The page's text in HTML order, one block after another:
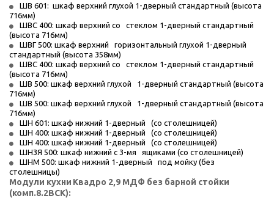
ШВ 601:  шкаф верхний глухой 1-дверный стандартный (высота
716мм)
ШВС 400: шкаф верхний со   стеклом 1-дверный стандартный
(высота 716мм)
ШВГ 500: шкаф верхний   горизонтальный глухой 1-дверный
стандартный (высота 358мм)
ШВС 400: шкаф верхний со   стеклом 1-дверный стандартный
(высота 716мм)
ШВ 500: шкаф верхний глухой   1-дверный стандартный (высота
716мм)
ШВ 500: шкаф верхний глухой   1-дверный стандартный (высота
716мм)
ШН 601: шкаф нижний 1-дверный   (со столешницей)
ШН 400: шкаф нижний 1-дверный   (со столешницей)
ШН 400: шкаф нижний 1-дверный   (со столешницей)
ШН3Я 500: шкаф нижний с 3-мя   ящиками (со столешницей)
ШНМ 500: шкаф нижний 1-дверный   под мойку (без
столешницы)
Модули кухни Квадро 2,9 МДФ без барной стойки
(комп.8.2ВСК):